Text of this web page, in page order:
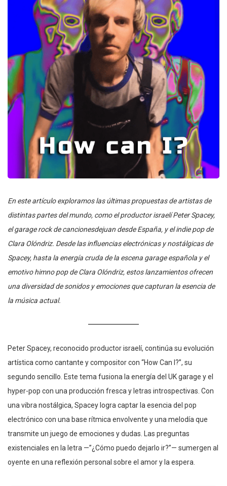
En este artículo exploramos las últimas propuestas de artistas de
distintas partes del mundo, como el productor israelí Peter Spacey,
el garage rock de cancionesdejuan desde España, y el indie pop de
Clara Olóndriz. Desde las influencias electrónicas y nostálgicas de
Spacey, hasta la energía cruda de la escena garage española y el
emotivo himno pop de Clara Olóndriz, estos lanzamientos ofrecen
una diversidad de sonidos y emociones que capturan la esencia de
la música actual.
Peter Spacey, reconocido productor israelí, continúa su evolución
artística como cantante y compositor con “How Can I?”, su
segundo sencillo. Este tema fusiona la energía del UK garage y el
hyper-pop con una producción fresca y letras introspectivas. Con
una vibra nostálgica, Spacey logra captar la esencia del pop
electrónico con una base rítmica envolvente y una melodía que
transmite un juego de emociones y dudas. Las preguntas
existenciales en la letra —”¿Cómo puedo dejarlo ir?”— sumergen al
oyente en una reflexión personal sobre el amor y la espera.